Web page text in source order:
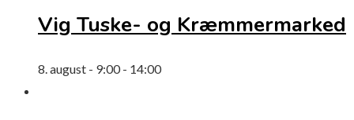
Vig Tuske- og Kræmmermarked
8. august - 9:00- 14:00